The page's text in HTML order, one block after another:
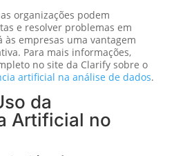
organizações podem
e resolver problemas em
às empresas uma vantagem
Para mais informações,
no site da Clarify sobre o
artificial na análise de dados.
da
Artificial no